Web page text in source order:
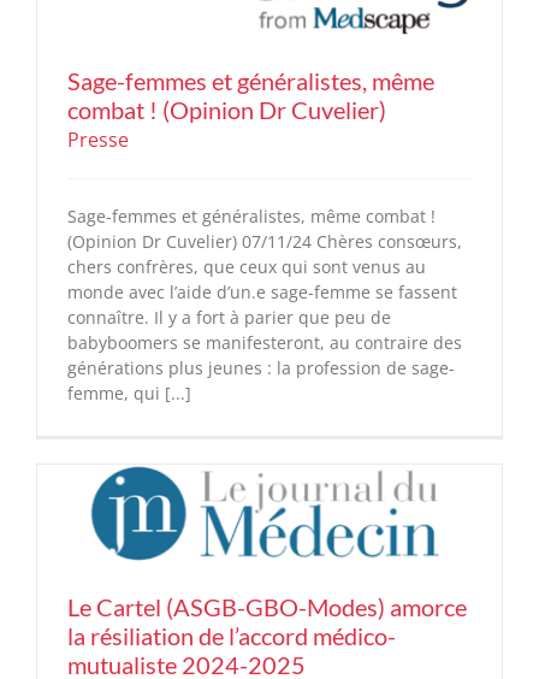
Sage-femmes et généralistes, même
combat ! (Opinion Dr Cuvelier)
Presse
Sage-femmes et généralistes, même combat !
(Opinion Dr Cuvelier) 07/11/24 Chères consœurs,
chers confrères, que ceux qui sont venus au
monde avec l’aide d’un.e sage-femme se fassent
connaître. Il y a fort à parier que peu de
babyboomers se manifesteront, au contraire des
générations plus jeunes : la profession de sage-
femme, qui [...]
Le Cartel (ASGB-GBO-Modes) amorce
la résiliation de l’accord médico-
mutualiste 2024-2025